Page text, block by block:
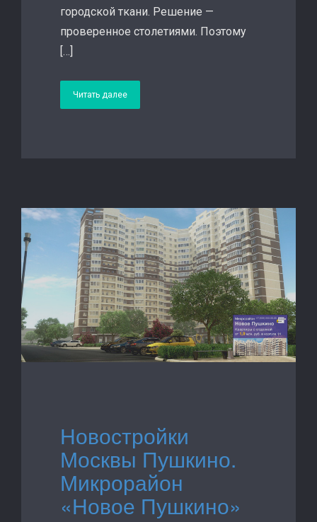
городской ткани. Решение —
проверенное столетиями. Поэтому
[…]
Читать далее
Новостройки
Москвы Пушкино.
Микрорайон
«Новое Пушкино»